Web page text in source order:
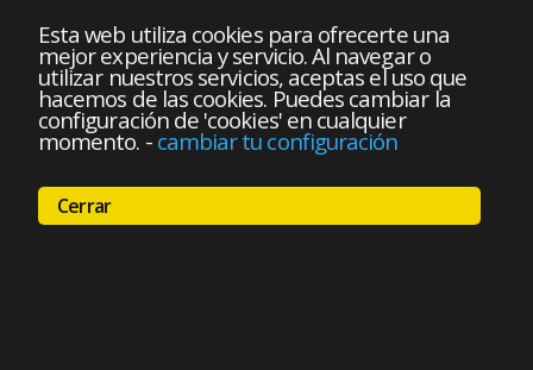
Esta web utiliza cookies para ofrecerte una
mejor experiencia y servicio. Al navegar o
utilizar nuestros servicios, aceptas el uso que
hacemos de las cookies. Puedes cambiar la
configuración de 'cookies' en cualquier
momento. - cambiar tu configuración
Cerrar